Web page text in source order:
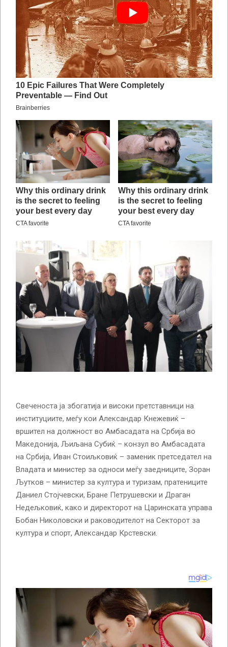
Свеченоста ја збогатија и високи претставници на
институциите, меѓу кои Александар Кнежевиќ –
вршител на должност во Амбасадата на Србија во
Македонија, Љиљана Субиќ – конзул во Амбасадата
на Србија, Иван Стоиљковиќ – заменик претседател на
Владата и министер за односи меѓу заедниците, Зоран
Љутков – министер за култура и туризам, пратениците
Даниел Стојчевски, Бране Петрушевски и Драган
Недељковиќ, како и директорот на Царинската управа
Бобан Николовски и раководителот на Секторот за
култура и спорт, Александар Крстевски.